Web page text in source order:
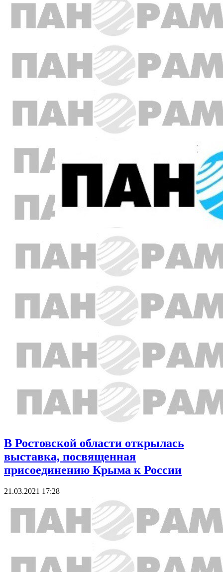
В Ростовской области открылась
выставка, посвященная
присоединению Крыма к России
21.03.2021 17:28